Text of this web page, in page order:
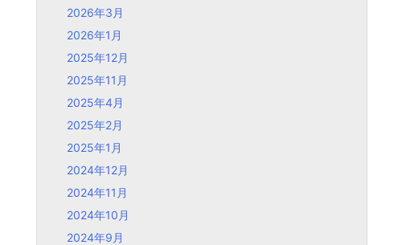
2026年3月
2026年1月
2025年12月
2025年11月
2025年4月
2025年2月
2025年1月
2024年12月
2024年11月
2024年10月
2024年9月